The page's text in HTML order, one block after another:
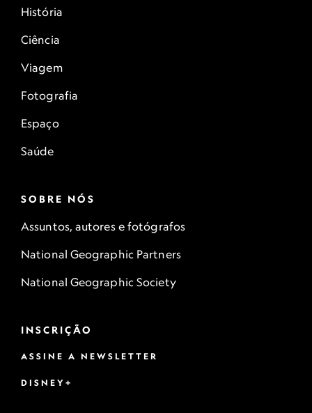
História
Ciência
Viagem
Fotografia
Espaço
Saúde
SOBRE NÓS
Assuntos, autores e fotógrafos
National Geographic Partners
National Geographic Society
INSCRIÇÃO
ASSINE A NEWSLETTER
DISNEY+